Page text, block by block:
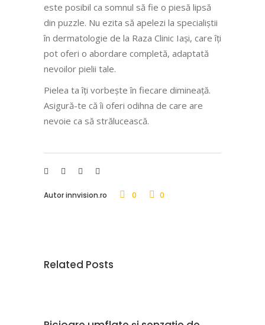
este posibil ca somnul să fie o piesă lipsă
din puzzle. Nu ezita să apelezi la specialiștii
în dermatologie de la Raza Clinic Iași, care îți
pot oferi o abordare completă, adaptată
nevoilor pielii tale.
Pielea ta îți vorbește în fiecare dimineață.
Asigură-te că îi oferi odihna de care are
nevoie ca să strălucească.
Autorinnvision.ro 0 0
Related Posts